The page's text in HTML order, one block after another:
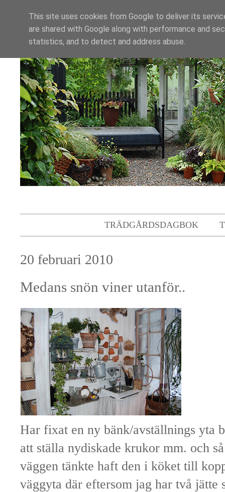
TRÄDGÅRDSDAGBOK
20 februari 2010
Medans snön viner utanför..
Har fixat en ny bänk/avställnings yta
att ställa nydiskade krukor mm. och
väggen tänkte haft den i köket till
väggyta där eftersom jag har två jätte
This site uses cookies from Google to deliver its
are shared with Google along with performance and
statistics, and to detect and address abuse.